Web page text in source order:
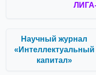
Научный журнал
«Интеллектуальный
капитал»